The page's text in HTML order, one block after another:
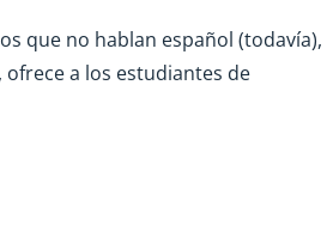
que no hablan español (todavía),
ofrece a los estudiantes de